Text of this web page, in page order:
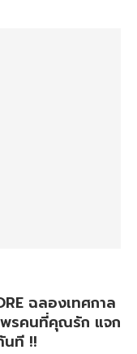
ฉลองเทศกาล
รคนที่คุณรัก แจก
นที !!